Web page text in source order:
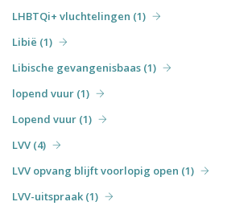
LHBTQi+ vluchtelingen (1)
Libië (1)
Libische gevangenisbaas (1)
lopend vuur (1)
Lopend vuur (1)
LVV (4)
LVV opvang blijft voorlopig open (1)
LVV-uitspraak (1)